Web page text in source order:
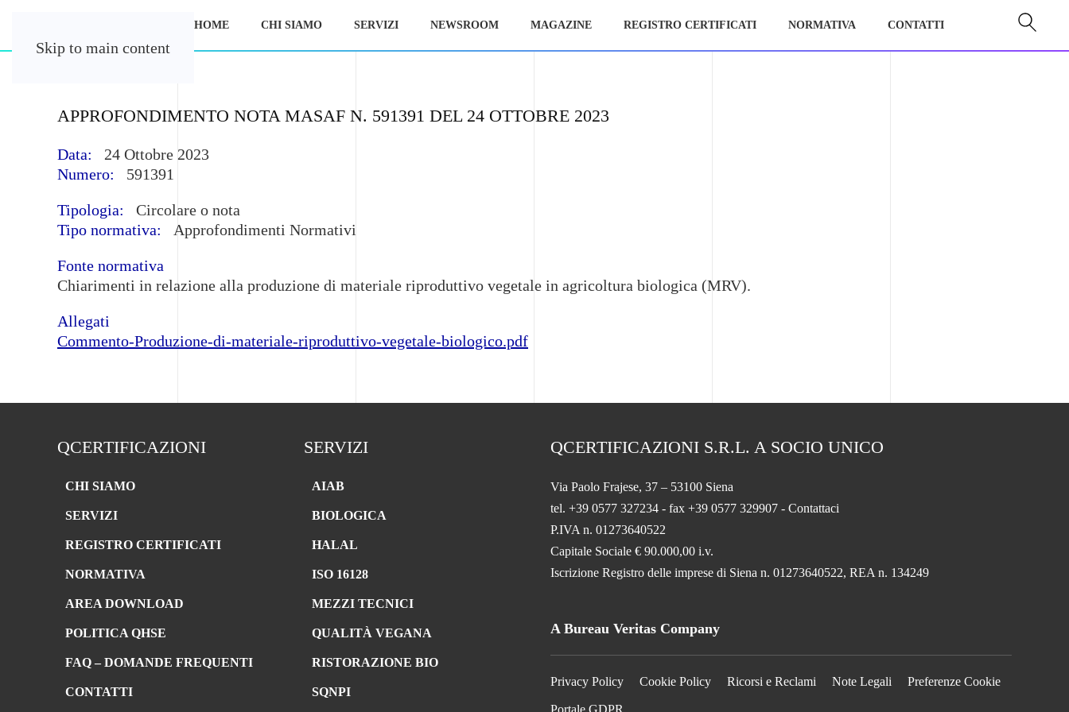
Skip to main content
HOME CHI SIAMO SERVIZI NEWSROOM MAGAZINE REGISTRO CERTIFICATI NORMATIVA CONTATTI
APPROFONDIMENTO NOTA MASAF N. 591391 DEL 24 OTTOBRE 2023
Data:
24 Ottobre 2023
Numero:
591391
Tipologia:
Circolare o nota
Tipo normativa:
Approfondimenti Normativi
Fonte normativa
Chiarimenti in relazione alla produzione di materiale riproduttivo vegetale in agricoltura biologica (MRV).
Allegati
Commento-Produzione-di-materiale-riproduttivo-vegetale-biologico.pdf
QCERTIFICAZIONI
CHI SIAMO
SERVIZI
REGISTRO CERTIFICATI
NORMATIVA
AREA DOWNLOAD
POLITICA QHSE
FAQ – DOMANDE FREQUENTI
CONTATTI
SERVIZI
AIAB
BIOLOGICA
HALAL
ISO 16128
MEZZI TECNICI
QUALITÀ VEGANA
RISTORAZIONE BIO
SQNPI
QCERTIFICAZIONI S.R.L. A SOCIO UNICO
Via Paolo Frajese, 37 – 53100 Siena
tel. +39 0577 327234 - fax +39 0577 329907 - Contattaci
P.IVA n. 01273640522
Capitale Sociale € 90.000,00 i.v.
Iscrizione Registro delle imprese di Siena n. 01273640522, REA n. 134249
A Bureau Veritas Company
Privacy Policy Cookie Policy Ricorsi e Reclami Note Legali Preferenze Cookie
Portale GDPR